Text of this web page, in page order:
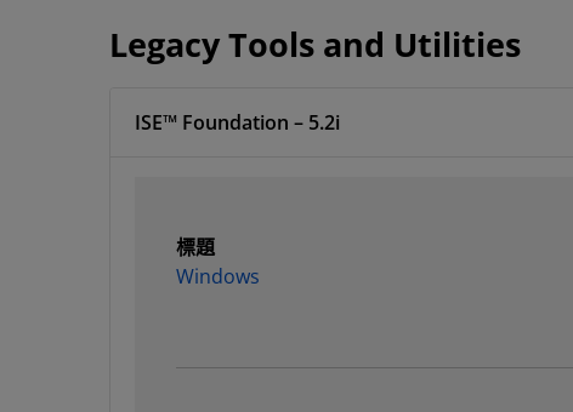
Legacy Tools and Utilities
ISE™ Foundation – 5.2i
標題
Windows